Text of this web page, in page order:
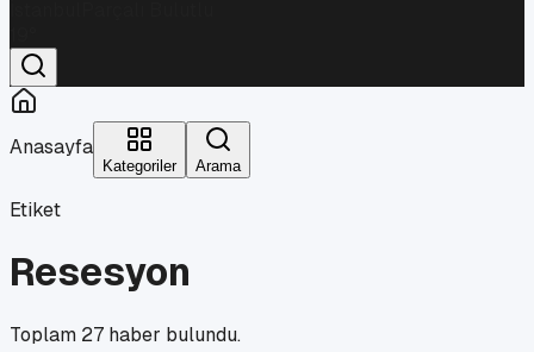
Anasayfa
Kategoriler Arama
Etiket
Resesyon
Toplam 27 haber bulundu.